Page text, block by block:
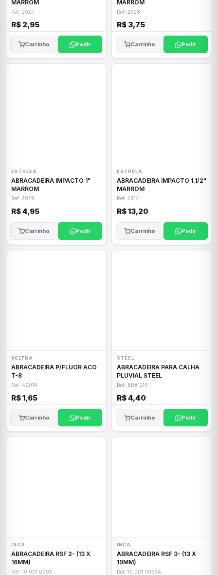
MARROM
Ref: 2027
R$ 2,95
Carrinho Pedir
MARROM
Ref: 2028
R$ 3,75
Carrinho Pedir
ESTRELA
ABRACADEIRA IMPACTO 1"
MARROM
Ref: 2029
R$ 4,95
Carrinho Pedir
ESTRELA
ABRACADEIRA IMPACTO 1.1/2"
MARROM
Ref: 2414
R$ 13,20
Carrinho Pedir
VELTRA
ABRACADEIRA P/FLUOR ACO
T-8
Ref: 40014
R$ 1,65
Carrinho Pedir
STEEL
ABRACADEIRA PARA CALHA
PLUVIAL STEEL
Ref: BRA1210
R$ 4,40
Carrinho Pedir
INCA
ABRACADEIRA RSF 2- (13 X
16MM)
Ref: 10.001.0093
INCA
ABRACADEIRA RSF 3- (13 X
19MM)
Ref: 10.001.0093A